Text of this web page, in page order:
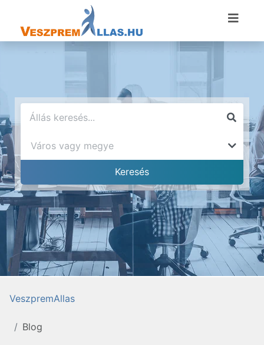
VeszpremAllas
Blog